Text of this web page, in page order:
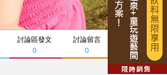
討論區發文
0
討論留言
0